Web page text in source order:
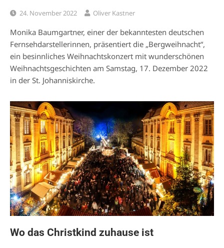
24. November 2022 Oliver Kastner
Monika Baumgartner, einer der bekanntesten deutschen
Fernsehdarstellerinnen, präsentiert die „Bergweihnacht“,
ein besinnliches Weihnachtskonzert mit wunderschönen
Weihnachtsgeschichten am Samstag, 17. Dezember 2022
in der St. Johanniskirche.
Wo das Christkind zuhause ist